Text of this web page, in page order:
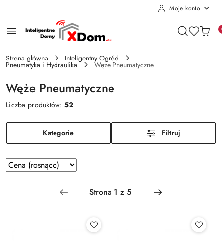
Moje konto
Strona główna Inteligentny Ogród
Pneumatyka i Hydraulika Węże Pneumatyczne
Węże Pneumatyczne
Liczba produktów:52
Kategorie Filtruj
Zastosowano
sortowanie:
Sortuj
według